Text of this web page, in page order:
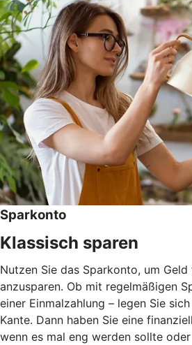
Sparkonto
Klassisch sparen
Nutzen Sie das Sparkonto, um Geld
anzusparen. Ob mit regelmäßigen
einer Einmalzahlung – legen Sie
Kante. Dann haben Sie eine
wenn es mal eng werden sollte